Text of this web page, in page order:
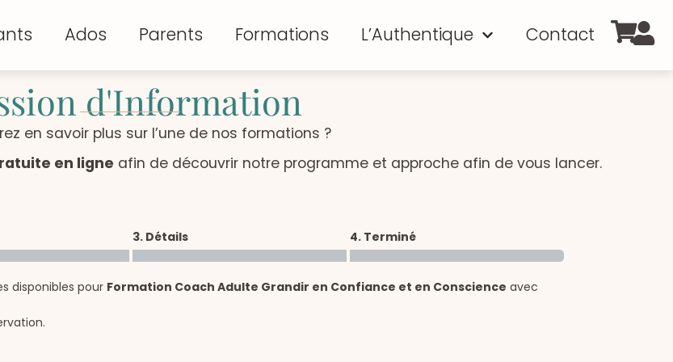
Ados Parents Formations L’Authentique Contact
d'Information
en savoir plus sur l’une de nos formations ?
en ligne afin de découvrir notre programme et approche afin de vous lancer.
3. Détails 4. Terminé
disponibles pour Formation Coach Adulte Grandir en Confiance et en Conscience avec